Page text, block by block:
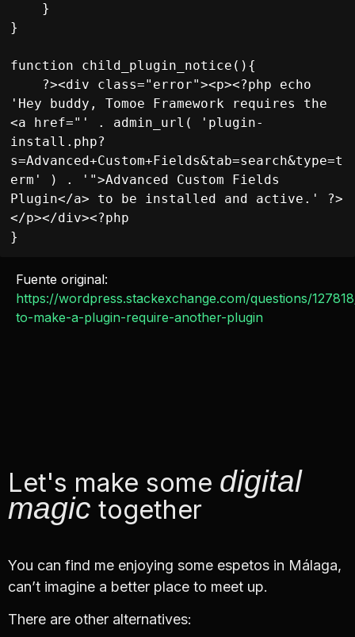
}
function child_plugin_notice(){
'Hey buddy, Tomoe Framework requires the
<a href="' . admin_url( 'plugin-
install.php?
s=Advanced+Custom+Fields&tab=search&type=t
erm' ) . '">Advanced Custom Fields
Plugin</a> to be installed and active.' ?>
</p></div><?php
}
Fuente original:
https://wordpress.stackexchange.com/questions/
to-make-a-plugin-require-another-plugin
Let's make some digital
magic together
You can find me enjoying some espetos in Málaga,
can’t imagine a better place to meet up.
There are other alternatives: